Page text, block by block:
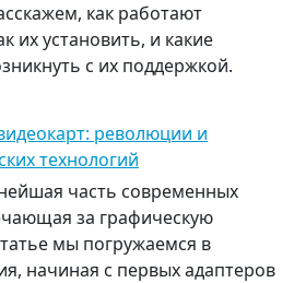
как работают
их установить, и какие
с их поддержкой.
революции и
технологий
часть современных
за графическую
мы погружаемся в
начиная с первых адаптеров